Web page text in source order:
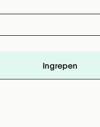
Ingrepen